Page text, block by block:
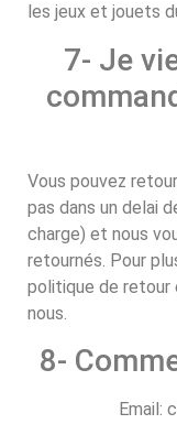
les jeux et jouets
7- Je
Vous pouvez
pas dans un delai
charge) et nous
retournés. Pour
politique de
nous.
8-
Email: